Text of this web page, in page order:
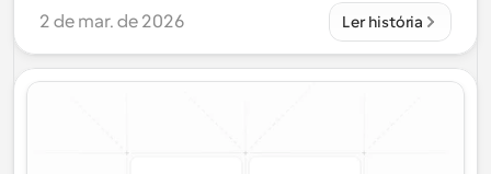
desenvolvimento com o Cal.com
2 de mar. de 2026 Ler história